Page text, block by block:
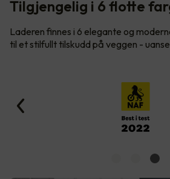
Tilgjengelig i 6 flotte
Laderen finnes i 6 elegante og
til et stilfullt tilskudd på veggen -